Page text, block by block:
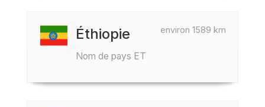
environ 1589 km
Éthiopie
Nom de pays ET